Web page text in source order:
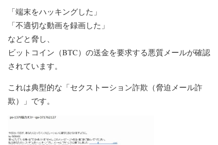
「端末をハッキングした」
「不適切な動画を録画した」
などと脅し、
ビットコイン（BTC）の送金を要求する悪質メールが確認
されています。
これは典型的な「セクストーション詐欺（脅迫メール詐
欺）」です。